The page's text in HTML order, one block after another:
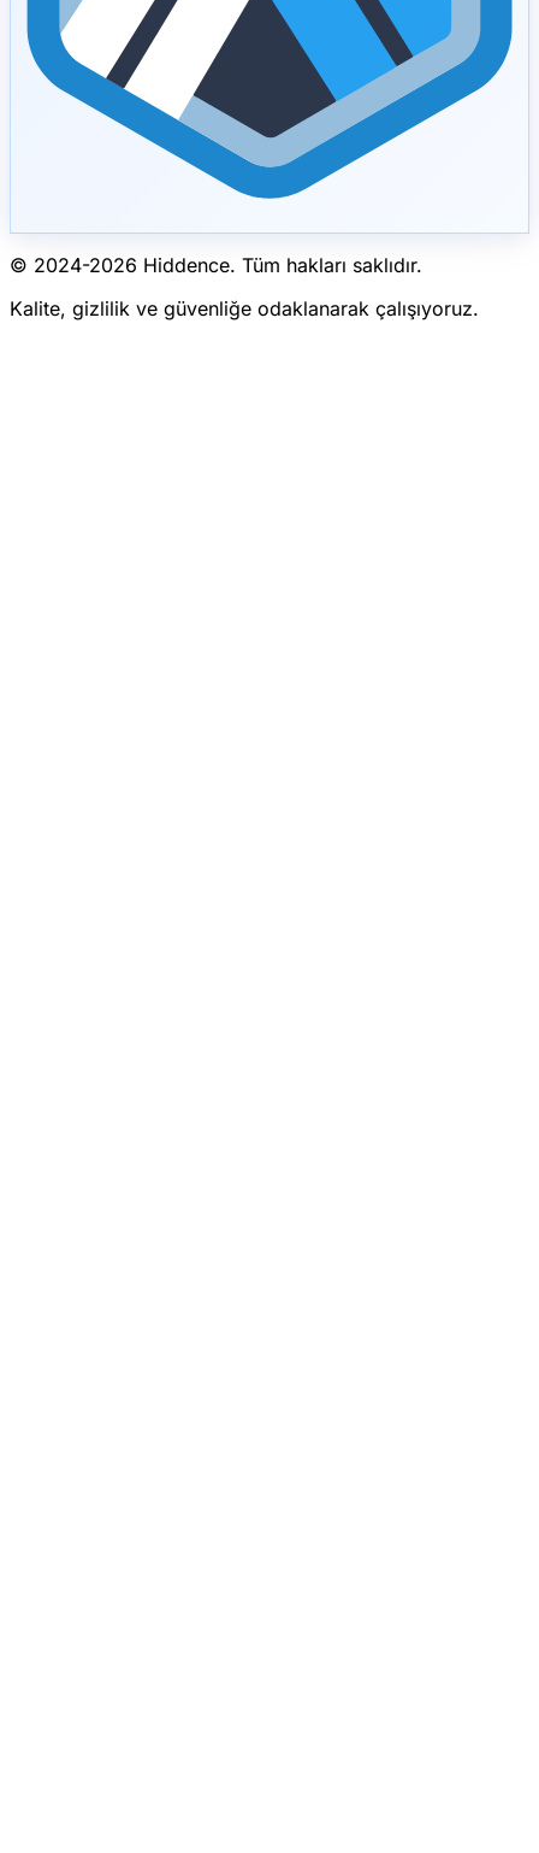
© 2024-2026 Hiddence. Tüm hakları saklıdır.
Kalite, gizlilik ve güvenliğe odaklanarak çalışıyoruz.